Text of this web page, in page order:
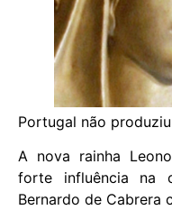
Portugal não
A nova rainha
forte influência na
Bernardo de Cabrera